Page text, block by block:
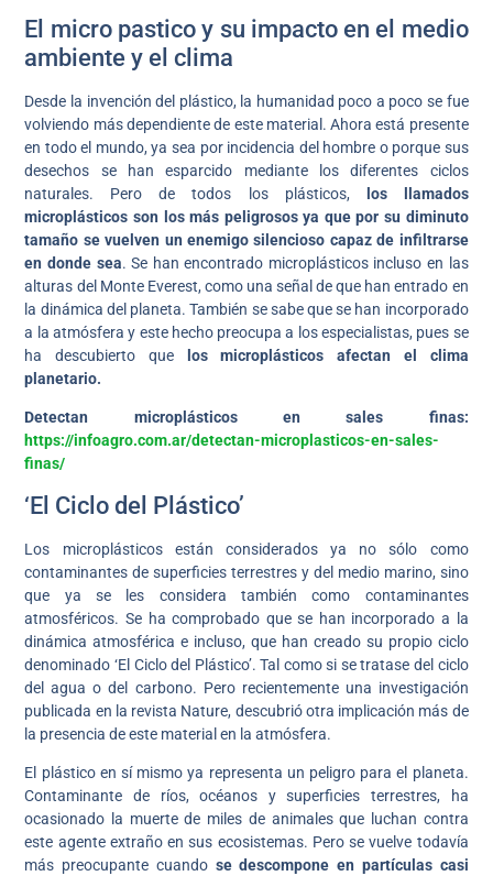
El micro pastico y su impacto en el medio
ambiente y el clima
Desde la invención del plástico, la humanidad poco a poco se fue
volviendo más dependiente de este material. Ahora está presente
en todo el mundo, ya sea por incidencia del hombre o porque sus
desechos se han esparcido mediante los diferentes ciclos
naturales. Pero de todos los plásticos,
los llamados
microplásticos son los más peligrosos ya que por su diminuto
tamaño se vuelven un enemigo silencioso capaz de infiltrarse
en donde sea. Se han encontrado microplásticos incluso en las
alturas del Monte Everest, como una señal de que han entrado en
la dinámica del planeta. También se sabe que se han incorporado
a la atmósfera y este hecho preocupa a los especialistas, pues se
ha descubierto que
los microplásticos afectan el clima
planetario.
Detectan microplásticos en sales finas:
https://infoagro.com.ar/detectan-microplasticos-en-sales-
finas/
‘El Ciclo del Plástico’
Los microplásticos están considerados ya no sólo como
contaminantes de superficies terrestres y del medio marino, sino
que ya se les considera también como contaminantes
atmosféricos. Se ha comprobado que se han incorporado a la
dinámica atmosférica e incluso, que han creado su propio ciclo
denominado ‘El Ciclo del Plástico’. Tal como si se tratase del ciclo
del agua o del carbono. Pero recientemente una investigación
publicada en la revista Nature, descubrió otra implicación más de
la presencia de este material en la atmósfera.
El plástico en sí mismo ya representa un peligro para el planeta.
Contaminante de ríos, océanos y superficies terrestres, ha
ocasionado la muerte de miles de animales que luchan contra
este agente extraño en sus ecosistemas. Pero se vuelve todavía
más preocupante cuando se descompone en partículas casi